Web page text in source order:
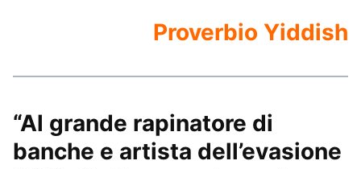
Proverbio Yiddish
“Al grande rapinatore di
banche e artista dell’evasione